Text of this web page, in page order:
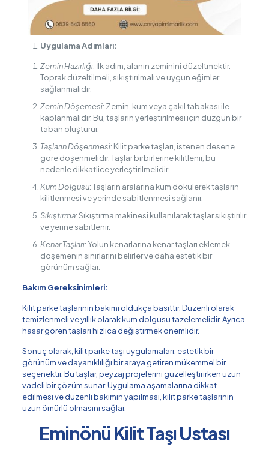
Uygulama Adımları:
Zemin Hazırlığı: İlk adım, alanın zeminini düzeltmektir.
Toprak düzeltilmeli, sıkıştırılmalı ve uygun eğimler
sağlanmalıdır.
Zemin Döşemesi: Zemin, kum veya çakıl tabakası ile
kaplanmalıdır. Bu, taşların yerleştirilmesi için düzgün bir
taban oluşturur.
Taşların Döşenmesi: Kilit parke taşları, istenen desene
göre döşenmelidir. Taşlar birbirlerine kilitlenir, bu
nedenle dikkatlice yerleştirilmelidir.
Kum Dolgusu: Taşların aralarına kum dökülerek taşların
kilitlenmesi ve yerinde sabitlenmesi sağlanır.
Sıkıştırma: Sıkıştırma makinesi kullanılarak taşlar sıkıştırılır
ve yerine sabitlenir.
Kenar Taşları: Yolun kenarlarına kenar taşları eklemek,
döşemenin sınırlarını belirler ve daha estetik bir
görünüm sağlar.
Bakım Gereksinimleri:
Kilit parke taşlarının bakımı oldukça basittir. Düzenli olarak
temizlenmeli ve yıllık olarak kum dolgusu tazelemelidir. Ayrıca,
hasar gören taşları hızlıca değiştirmek önemlidir.
Sonuç olarak, kilit parke taşı uygulamaları, estetik bir
görünüm ve dayanıklılığı bir araya getiren mükemmel bir
seçenektir. Bu taşlar, peyzaj projelerini güzelleştirirken uzun
vadeli bir çözüm sunar. Uygulama aşamalarına dikkat
edilmesi ve düzenli bakımın yapılması, kilit parke taşlarının
uzun ömürlü olmasını sağlar.
Eminönü Kilit Taşı Ustası